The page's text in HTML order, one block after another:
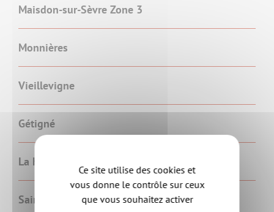
Maisdon-sur-Sèvre Zone 3
Monnières
Vieillevigne
Gétigné
La Haye-Fouassière
Saint-Hilaire-de-Clisson
Ce site utilise des cookies et
vous donne le contrôle sur ceux
que vous souhaitez activer